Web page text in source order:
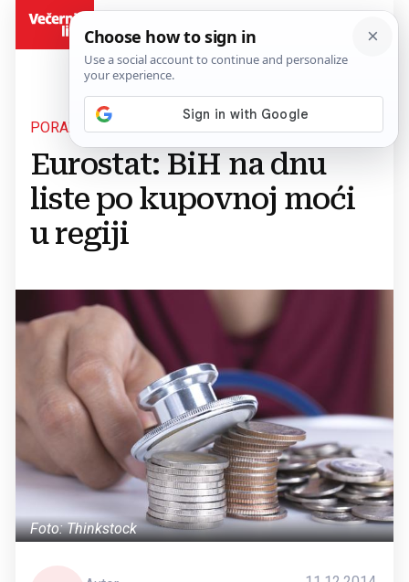
PORAŽAVAJUĆI PODACI
Eurostat: BiH na dnu
liste po kupovnoj moći
u regiji
Foto: Thinkstock